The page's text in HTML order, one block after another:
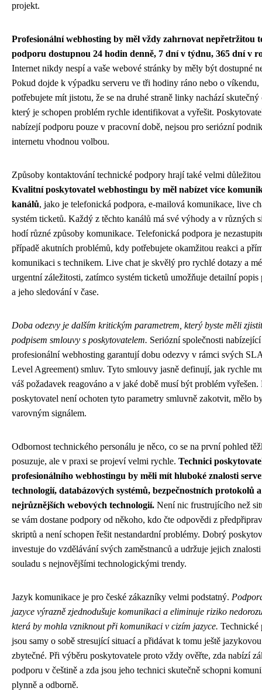
projekt.
Profesionální webhosting by měl vždy zahrnovat nepřetržitou
podporu dostupnou 24 hodin denně, 7 dní v týdnu, 365 dní v
Internet nikdy nespí a vaše webové stránky by měly být dostupné
Pokud dojde k výpadku serveru ve tři hodiny ráno nebo o víkendu,
potřebujete mít jistotu, že se na druhé straně linky nachází
který je schopen problém rychle identifikovat a vyřešit.
nabízejí podporu pouze v pracovní době, nejsou pro seriózní
internetu vhodnou volbou.
Způsoby kontaktování technické podpory hrají také velmi
Kvalitní poskytovatel webhostingu by měl nabízet více
kanálů, jako je telefonická podpora, e-mailová komunikace, live
systém ticketů. Každý z těchto kanálů má své výhody a v různých
hodí různé způsoby komunikace. Telefonická podpora je
případě akutních problémů, kdy potřebujete okamžitou reakci a
komunikaci s technikem. Live chat je skvělý pro rychlé dotazy a
urgentní záležitosti, zatímco systém ticketů umožňuje detailní popis
a jeho sledování v čase.
Doba odezvy je dalším kritickým parametrem, který byste měli
podpisem smlouvy s poskytovatelem. Seriózní společnosti nabízející
profesionální webhosting garantují dobu odezvy v rámci svých
Level Agreement) smluv. Tyto smlouvy jasně definují, jak rychle
váš požadavek reagováno a v jaké době musí být problém vyřešen.
poskytovatel není ochoten tyto parametry smluvně zakotvit, mělo
varovným signálem.
Odbornost technického personálu je něco, co se na první pohled
posuzuje, ale v praxi se projeví velmi rychle. Technici
profesionálního webhostingu by měli mít hluboké znalosti
technologií, databázových systémů, bezpečnostních protokolů a
nejrůznějších webových technologií. Není nic frustrujícího než
se vám dostane podpory od někoho, kdo čte odpovědi z
skriptů a není schopen řešit nestandardní problémy. Dobrý
investuje do vzdělávání svých zaměstnanců a udržuje jejich
souladu s nejnovějšími technologickými trendy.
Jazyk komunikace je pro české zákazníky velmi podstatný.
jazyce výrazně zjednodušuje komunikaci a eliminuje riziko
která by mohla vzniknout při komunikaci v cizím jazyce. Technické
jsou samy o sobě stresující situací a přidávat k tomu ještě
zbytečné. Při výběru poskytovatele proto vždy ověřte, zda nabízí
podporu v češtině a zda jsou jeho technici skutečně schopni
plynně a odborně.